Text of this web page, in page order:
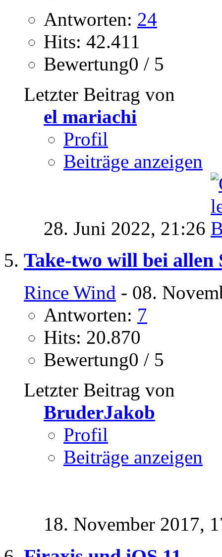
Antworten: 24
Hits: 42.411
Bewertung0 / 5
Letzter Beitrag von
el mariachi
Profil
Beiträge anzeigen
28. Juni 2022, 21:26
Take-two will bei allen
Rince Wind - 08.
Antworten: 7
Hits: 20.870
Bewertung0 / 5
Letzter Beitrag von
BruderJakob
Profil
Beiträge anzeigen
18. November 2017,